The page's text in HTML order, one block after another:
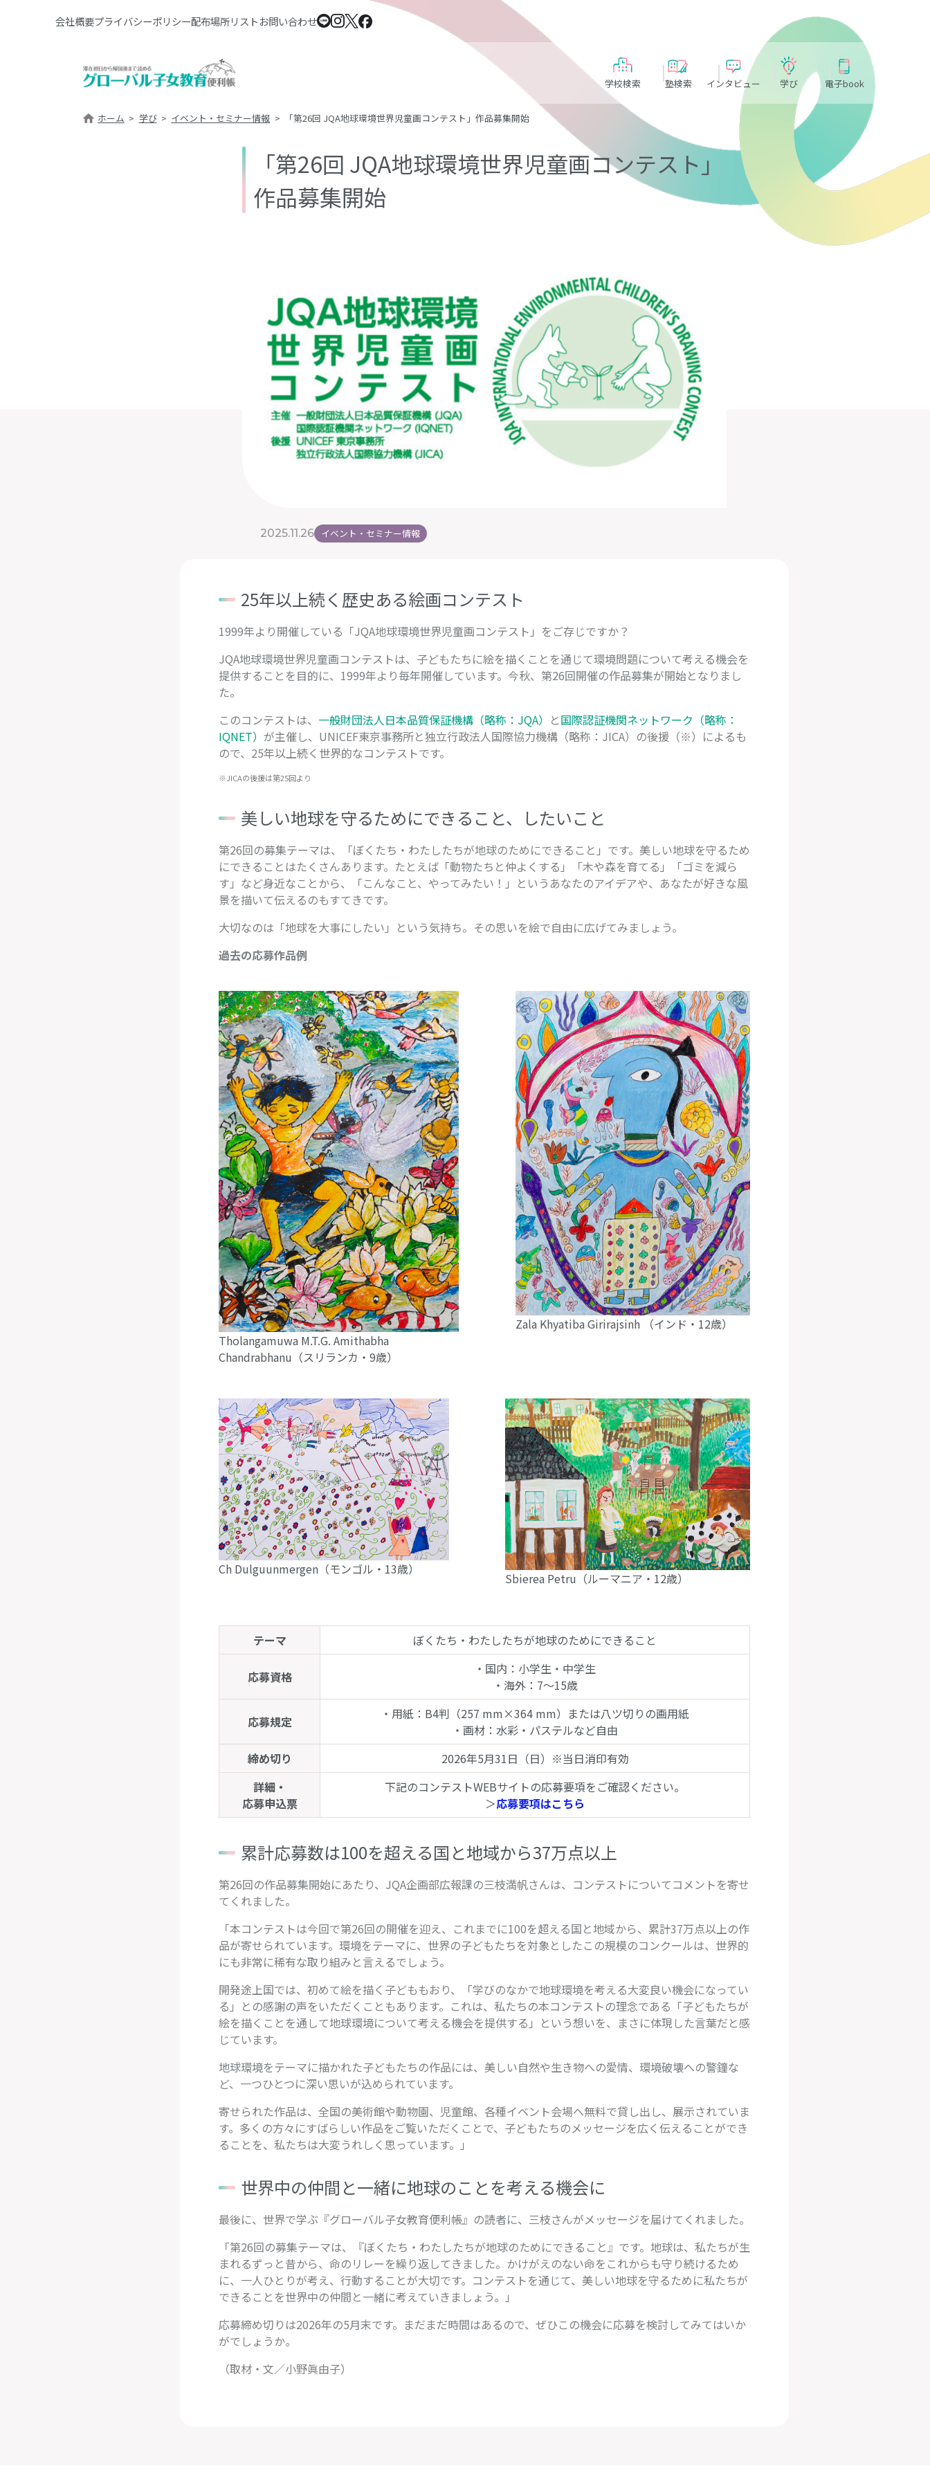
会社概要プライバシーポリシー配布場所リストお問い合わせ
学校検索 塾検索 インタビュー 学び 電子book
ホーム 学び イベント・セミナー情報 「第26回 JQA地球環境世界児童画コンテスト」作品募集開始
「第26回 JQA地球環境世界児童画コンテスト」
作品募集開始
2025.11.26 イベント・セミナー情報
25年以上続く歴史ある絵画コンテスト
1999年より開催している「JQA地球環境世界児童画コンテスト」をご存じですか？
JQA地球環境世界児童画コンテストは、子どもたちに絵を描くことを通じて環境問題について考える機会を
提供することを目的に、1999年より毎年開催しています。今秋、第26回開催の作品募集が開始となりまし
た。
このコンテストは、 一般財団法人日本品質保証機構（略称：JQA） と国際認証機関ネットワーク（略称：
IQNET） が主催し、UNICEF東京事務所と独立行政法人国際協力機構（略称：JICA）の後援（※）によるも
ので、25年以上続く世界的なコンテストです。
※JICAの後援は第25回より
美しい地球を守るためにできること、したいこと
第26回の募集テーマは、「ぼくたち・わたしたちが地球のためにできること」です。美しい地球を守るため
にできることはたくさんあります。たとえば「動物たちと仲よくする」「木や森を育てる」「ゴミを減ら
す」など身近なことから、「こんなこと、やってみたい！」というあなたのアイデアや、あなたが好きな風
景を描いて伝えるのもすてきです。
大切なのは「地球を大事にしたい」という気持ち。その思いを絵で自由に広げてみましょう。
過去の応募作品例
Tholangamuwa M.T.G. Amithabha
Chandrabhanu（スリランカ・9歳）
Zala Khyatiba Girirajsinh （インド・12歳）
Ch Dulguunmergen（モンゴル・13歳）
Sbierea Petru（ルーマニア・12歳）
テーマ ぼくたち・わたしたちが地球のためにできること
応募資格
・国内：小学生・中学生
・海外：7～15歳
応募規定
・用紙：B4判（257 mm×364 mm）または八ツ切りの画用紙
・画材：水彩・パステルなど自由
締め切り
2026年5月31日（日）※当日消印有効
詳細・
応募申込票
下記のコンテストWEBサイトの応募要項をご確認ください。
＞応募要項はこちら
累計応募数は100を超える国と地域から37万点以上
第26回の作品募集開始にあたり、JQA企画部広報課の三枝満帆さんは、コンテストについてコメントを寄せ
てくれました。
「本コンテストは今回で第26回の開催を迎え、これまでに100を超える国と地域から、累計37万点以上の作
品が寄せられています。環境をテーマに、世界の子どもたちを対象としたこの規模のコンクールは、世界的
にも非常に稀有な取り組みと言えるでしょう。
開発途上国では、初めて絵を描く子どももおり、「学びのなかで地球環境を考える大変良い機会になってい
る」との感謝の声をいただくこともあります。これは、私たちの本コンテストの理念である「子どもたちが
絵を描くことを通して地球環境について考える機会を提供する」という想いを、まさに体現した言葉だと感
じています。
地球環境をテーマに描かれた子どもたちの作品には、美しい自然や生き物への愛情、環境破壊への警鐘な
ど、一つひとつに深い思いが込められています。
寄せられた作品は、全国の美術館や動物園、児童館、各種イベント会場へ無料で貸し出し、展示されていま
す。多くの方々にすばらしい作品をご覧いただくことで、子どもたちのメッセージを広く伝えることができ
ることを、私たちは大変うれしく思っています。」
世界中の仲間と一緒に地球のことを考える機会に
最後に、世界で学ぶ『グローバル子女教育便利帳』の読者に、三枝さんがメッセージを届けてくれました。
「第26回の募集テーマは、『ぼくたち・わたしたちが地球のためにできること』です。地球は、私たちが生
まれるずっと昔から、命のリレーを繰り返してきました。かけがえのない命をこれからも守り続けるため
に、一人ひとりが考え、行動することが大切です。コンテストを通じて、美しい地球を守るために私たちが
できることを世界中の仲間と一緒に考えていきましょう。」
応募締め切りは2026年の5月末です。まだまだ時間はあるので、ぜひこの機会に応募を検討してみてはいか
がでしょうか。
（取材・文／小野眞由子）